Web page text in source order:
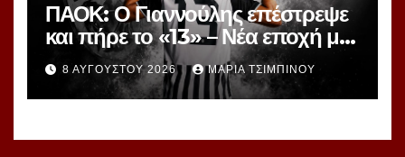
ΠΑΟΚ: Ο Γιαννούλης επέστρεψε
και πήρε το «13» – Νέα εποχή με
γνώριμο αριθμό
8 ΑΥΓΟΎΣΤΟΥ 2026 ΜΑΡΊΑ ΤΣΙΜΠΙΝΟΎ